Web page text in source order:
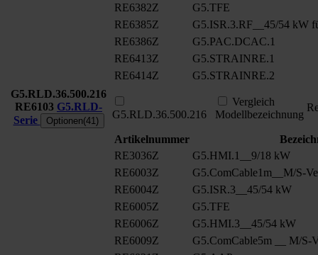
RE6382Z
G5.TFE
RE6385Z
G5.ISR.3.RF__45/54 kW
RE6386Z
G5.PAC.DCAC.1
RE6413Z
G5.STRAINRE.1
RE6414Z
G5.STRAINRE.2
G5.RLD.36.500.216
RE6103 G5.RLD-
Serie
Optionen(41)
G5.RLD.36.500.216
Vergleich
Modellbezeichnung
Artikelnummer
RE3036Z
G5.HMI.1__9/18 kW
RE6003Z
G5.ComCable1m__M/S-
RE6004Z
G5.ISR.3__45/54 kW
RE6005Z
G5.TFE
RE6006Z
G5.HMI.3__45/54 kW
RE6009Z
G5.ComCable5m __ M/S-